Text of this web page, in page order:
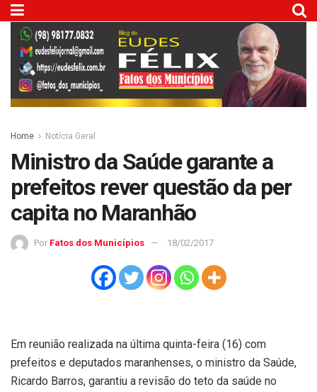
Home Notícia Geral
Ministro da Saúde garante a
prefeitos rever questão da per
capita no Maranhão
Por Fatos dos Municípios 18/02/2017
Em reunião realizada na última quinta-feira (16) com
prefeitos e deputados maranhenses, o ministro da Saúde,
Ricardo Barros, garantiu a revisão do teto da saúde no